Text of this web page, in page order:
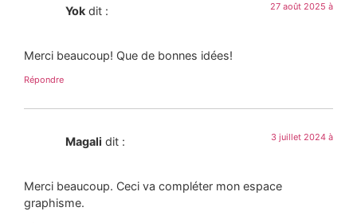
Yok dit : 27 août 2025 à
Merci beaucoup! Que de bonnes idées!
Répondre
Magali dit : 3 juillet 2024 à
Merci beaucoup. Ceci va compléter mon espace
graphisme.